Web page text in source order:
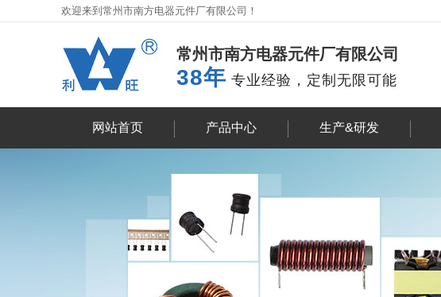
欢迎来到常州市南方电器元件厂有限公司！
常州市南方电器元件厂有限公司
38年 专业经验，定制无限可能
网站首页 产品中心 生产&研发